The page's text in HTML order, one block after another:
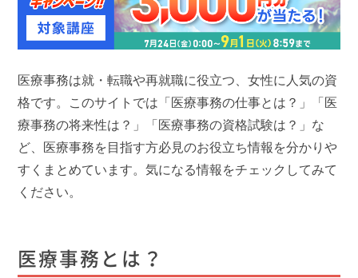
医療事務は就・転職や再就職に役立つ、女性に人気の資
格です。このサイトでは「医療事務の仕事とは？」「医
療事務の将来性は？」「医療事務の資格試験は？」な
ど、医療事務を目指す方必見のお役立ち情報を分かりや
すくまとめています。気になる情報をチェックしてみて
ください。
医療事務とは？